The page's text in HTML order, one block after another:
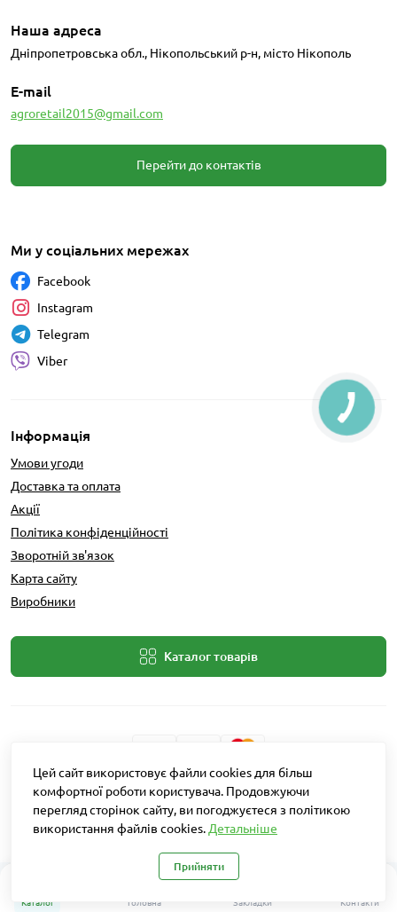
Каталог Головна Закладки Контакти
Наша адреса
Дніпропетровська обл., Нікопольський р-н, місто Нікополь
E-mail
agroretail2015@gmail.com
Перейти до контактів
Інформація
Умови угоди
Доставка та оплата
Акції
Політика конфіденційності
Зворотній зв'язок
Карта сайту
Виробники
Каталог товарів
Ми у соціальних мережах
Facebook
Instagram
Telegram
Viber
Розробник: Intent Solutions
Агро Рітейл © 2026
Цей сайт використовує файли cookies для більш
комфортної роботи користувача. Продовжуючи
перегляд сторінок сайту, ви погоджуєтеся з політикою
використання файлів cookies. Детальніше
Прийняти